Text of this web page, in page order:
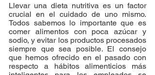
Llevar una dieta nutritiva es un factor
crucial en el cuidado de uno mismo.
Todos sabemos lo importante que es
comer alimentos con poca azúcar y
sodio, y evitar los productos procesados
​​siempre que sea posible. El consejo
que hemos ofrecido en el pasado con
respecto a hábitos alimenticios más